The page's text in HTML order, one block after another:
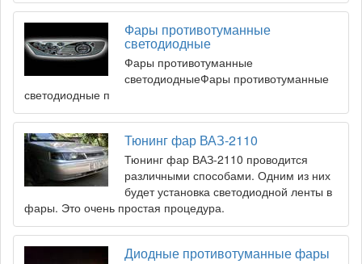
Фары противотуманные
светодиодные
Фары противотуманные
светодиодныеФары противотуманные
светодиодные п
Тюнинг фар ВАЗ-2110
Тюнинг фар ВАЗ-2110 проводится
различными способами. Одним из них
будет установка светодиодной ленты в
фары. Это очень простая процедура.
Диодные противотуманные фары